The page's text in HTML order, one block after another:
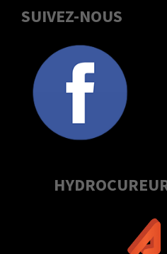
SUIVEZ-NOUS